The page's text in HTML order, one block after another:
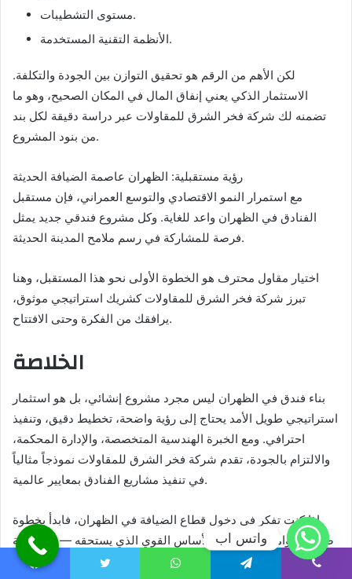
مستوى التشطيبات.
الأنظمة التقنية المستخدمة.
لكن الأهم من الرقم هو تحقيق التوازن بين الجودة والتكلفة.
الاستثمار الذكي يعني إنفاق المال في المكان الصحيح، وهو ما
تضمنه لك شركة فخر الشرق للمقاولات عبر دراسة دقيقة لكل بند
من بنود المشروع.
رؤية مستقبلية: الظهران عاصمة الضيافة الحديثة
مع استمرار النمو الاقتصادي والتوسع العمراني، فإن مستقبل
الفنادق في الظهران واعد للغاية. وكل مشروع فندقي جديد يمثل
فرصة للمشاركة في رسم ملامح المدينة الحديثة.
اختيار مقاول محترف هو الخطوة الأولى نحو هذا المستقبل، وهنا
تبرز شركة فخر الشرق للمقاولات كشريك استراتيجي موثوق،
يرافقك من الفكرة وحتى الافتتاح.
الخلاصة
بناء فندق في الظهران ليس مجرد مشروع إنشائي، بل هو استثمار
استراتيجي طويل الأمد يحتاج إلى رؤية واضحة، تخطيط دقيق، وتنفيذ
احترافي. ومع الخبرة الهندسية المتخصصة، والإدارة المحكمة،
والالتزام بالجودة، تقدم شركة فخر الشرق للمقاولات نموذجاً مثالياً
في تنفيذ مشاريع الفنادق بمعايير عالمية.
إذا كنت تفكر في دخول قطاع الضيافة في الظهران، فابدأ بخطوة
صحيحة، وامنح مشروعك الأساس القوي الذي يستحقه — مع شركة
فخر الشرق للمقاولات، حيث تتحول الأفكار إلى صروح فندقية
واتس اب